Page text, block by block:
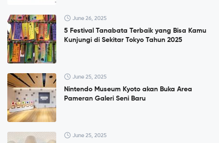
June 26, 2025
5 Festival Tanabata Terbaik yang Bisa Kamu
Kunjungi di Sekitar Tokyo Tahun 2025
June 25, 2025
Nintendo Museum Kyoto akan Buka Area
Pameran Galeri Seni Baru
June 25, 2025